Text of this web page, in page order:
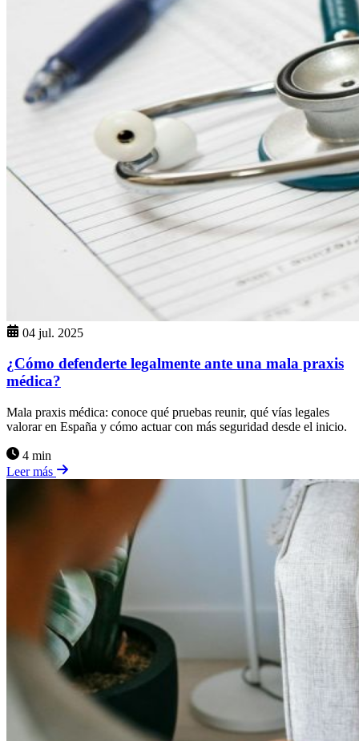
04 jul. 2025
¿Cómo defenderte legalmente ante una mala praxis
médica?
Mala praxis médica: conoce qué pruebas reunir, qué vías legales
valorar en España y cómo actuar con más seguridad desde el inicio.
4 min
Leer más